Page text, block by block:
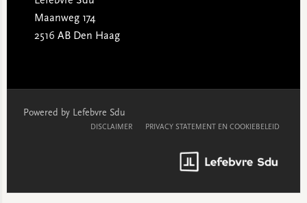
Maanweg 174
2516 AB Den Haag
Powered by Lefebvre Sdu
DISCLAIMER PRIVACY STATEMENT EN COOKIEBELEID